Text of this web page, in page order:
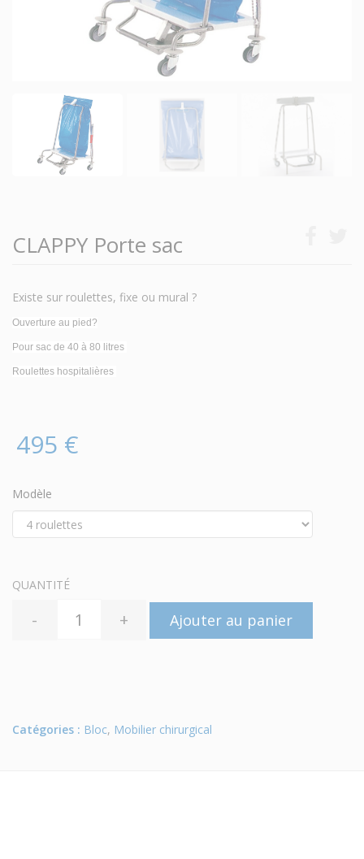
CLAPPY Porte sac
Existe sur roulettes, fixe ou mural ?
Ouverture au pied?
Pour sac de 40 à 80 litres
Roulettes hospitalières
495 €
Modèle
QUANTITÉ
- + Ajouter au panier
Catégories : Bloc, Mobilier chirurgical